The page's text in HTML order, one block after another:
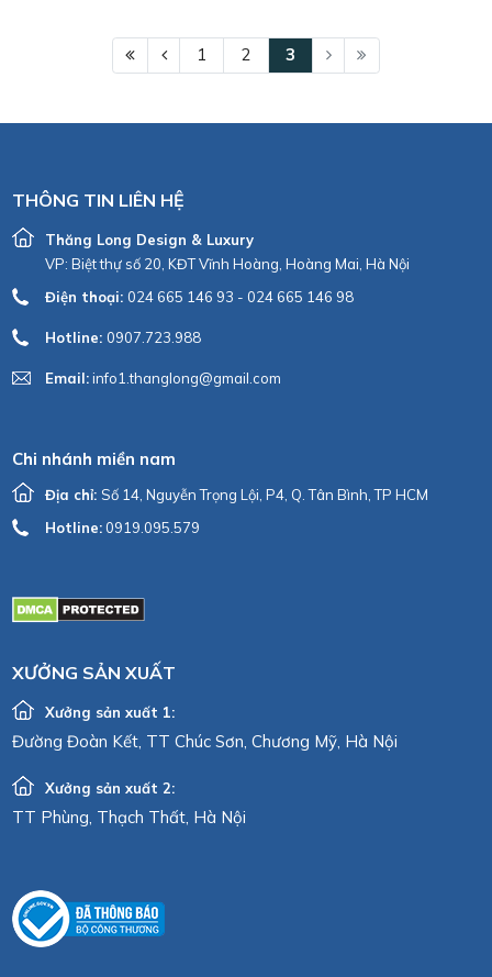
1 2 3
THÔNG TIN LIÊN HỆ
Thăng Long Design & Luxury
VP: Biệt thự số 20, KĐT Vĩnh Hoàng, Hoàng Mai, Hà Nội
Điện thoại: 024 665 146 93 - 024 665 146 98
Hotline: 0907.723.988
Email:info1.thanglong@gmail.com
Chi nhánh miền nam
Địa chỉ: Số 14, Nguyễn Trọng Lội, P4, Q. Tân Bình, TP HCM
Hotline: 0919.095.579
XƯỞNG SẢN XUẤT
Xưởng sản xuất 1:
Đường Đoàn Kết, TT Chúc Sơn, Chương Mỹ, Hà Nội
Xưởng sản xuất 2:
TT Phùng, Thạch Thất, Hà Nội